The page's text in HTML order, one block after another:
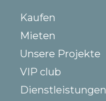
Kaufen
Mieten
Unsere Projekte
VIP club
Dienstleistungen